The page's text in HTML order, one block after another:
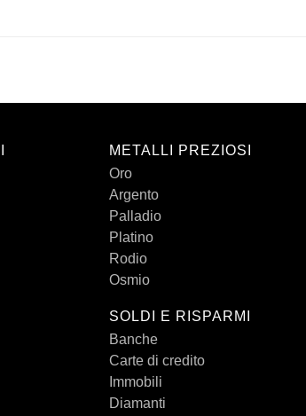
METALLI PREZIOSI
Oro
Argento
Palladio
Platino
Rodio
Osmio
SOLDI E RISPARMI
Banche
Carte di credito
Immobili
Diamanti